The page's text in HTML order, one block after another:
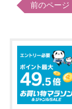
前のページ